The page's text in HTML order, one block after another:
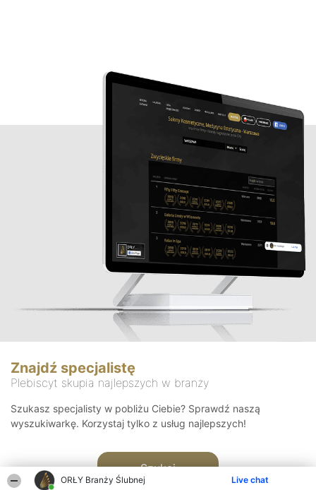
ORŁY Branży Ślubnej Live chat
Znajdź specjalistę
Plebiscyt skupia najlepszych w branży
Szukasz specjalisty w pobliżu Ciebie? Sprawdź naszą
wyszukiwarkę. Korzystaj tylko z usług najlepszych!
Szukaj